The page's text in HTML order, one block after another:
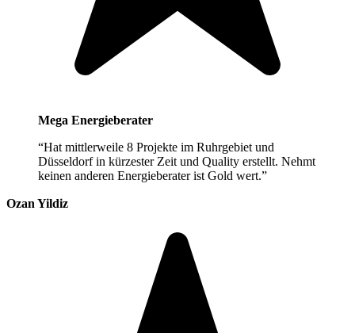
Mega Energieberater
“Hat mittlerweile 8 Projekte im Ruhrgebiet und
Düsseldorf in kürzester Zeit und Quality erstellt. Nehmt
keinen anderen Energieberater ist Gold wert.”
Ozan Yildiz